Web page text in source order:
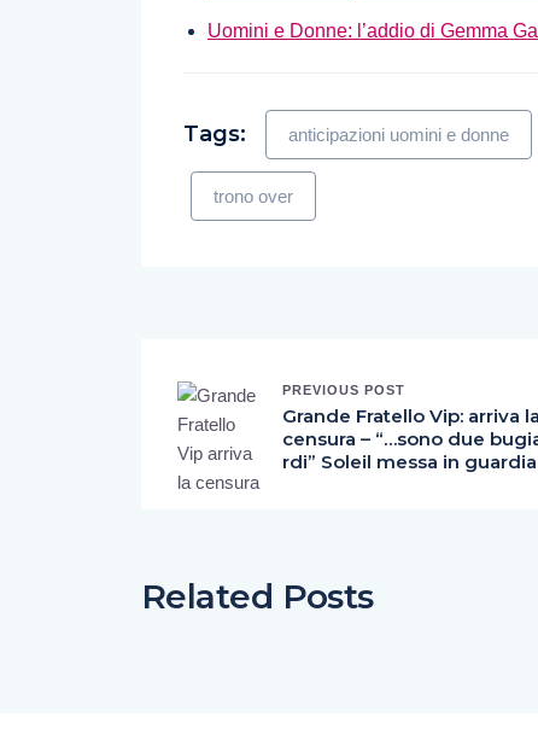
Uomini e Donne: l’addio di Gemma
Tags: anticipazioni uomini e donne
trono over
PREVIOUS POST
Grande Fratello Vip: arriva la
censura – “…sono due
rdi” Soleil messa in guardia
Related Posts